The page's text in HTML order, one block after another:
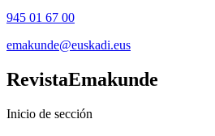
945 01 67 00
emakunde@euskadi.eus
RevistaEmakunde
Inicio de sección